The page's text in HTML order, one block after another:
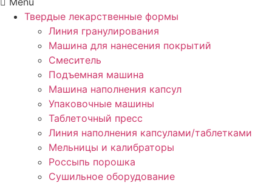
Твердые лекарственные формы
Линия гранулирования
Машина для нанесения покрытий
Смеситель
Подъемная машина
Машина наполнения капсул
Упаковочные машины
Таблеточный пресс
Линия наполнения капсулами/таблетками
Мельницы и калибраторы
Россыпь порошка
Сушильное оборудование